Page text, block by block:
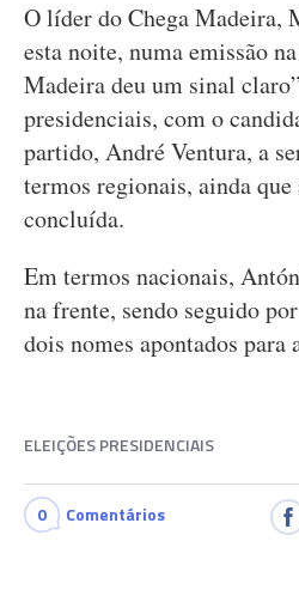
O líder do Chega Madeira,
esta noite, numa emissão
Madeira deu um sinal
presidenciais, com o
partido, André Ventura, a
termos regionais, ainda
concluída.
Em termos nacionais,
na frente, sendo seguido
dois nomes apontados para
ELEIÇÕES PRESIDENCIAIS
0 Comentários